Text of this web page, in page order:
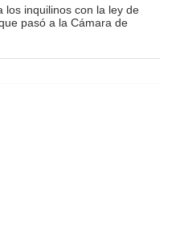
los inquilinos con la ley de
pasó a la Cámara de